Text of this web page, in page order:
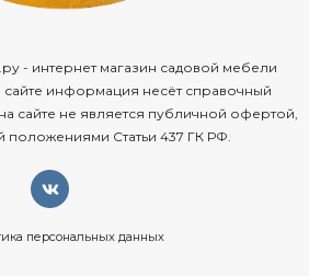
- интернет магазин садовой мебели
сайте информация несёт справочный
сайте не является публичной офертой,
Статьи 437 ГК РФ.
персональных данных